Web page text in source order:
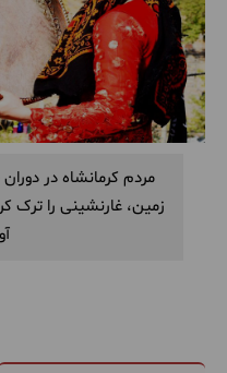
مردم کرمانشاه در
زمین، غارنشینی را ترک